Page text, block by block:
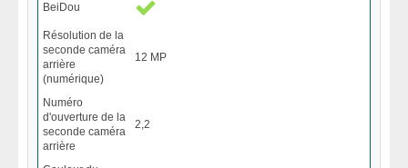
BeiDou
Résolution de la
seconde caméra
arrière
(numérique)
12 MP
Numéro
d'ouverture de la
seconde caméra
arrière
2,2